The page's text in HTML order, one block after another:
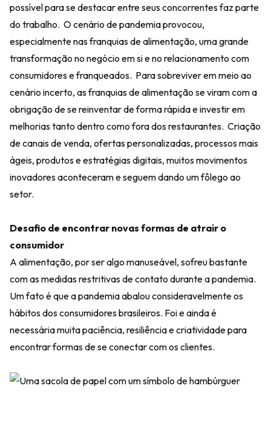
possível para se destacar entre seus concorrentes faz parte
do trabalho. O cenário de pandemia provocou,
especialmente nas franquias de alimentação, uma grande
transformação no negócio em si e no relacionamento com
consumidores e franqueados. Para sobreviver em meio ao
cenário incerto, as franquias de alimentação se viram com a
obrigação de se reinventar de forma rápida e investir em
melhorias tanto dentro como fora dos restaurantes. Criação
de canais de venda, ofertas personalizadas, processos mais
ágeis, produtos e estratégias digitais, muitos movimentos
inovadores aconteceram e seguem dando um fôlego ao
setor.
Desafio de encontrar novas formas de atrair o
consumidor
A alimentação, por ser algo manuseável, sofreu bastante
com as medidas restritivas de contato durante a pandemia.
Um fato é que a pandemia abalou consideravelmente os
hábitos dos consumidores brasileiros. Foi e ainda é
necessária muita paciência, resiliência e criatividade para
encontrar formas de se conectar com os clientes.